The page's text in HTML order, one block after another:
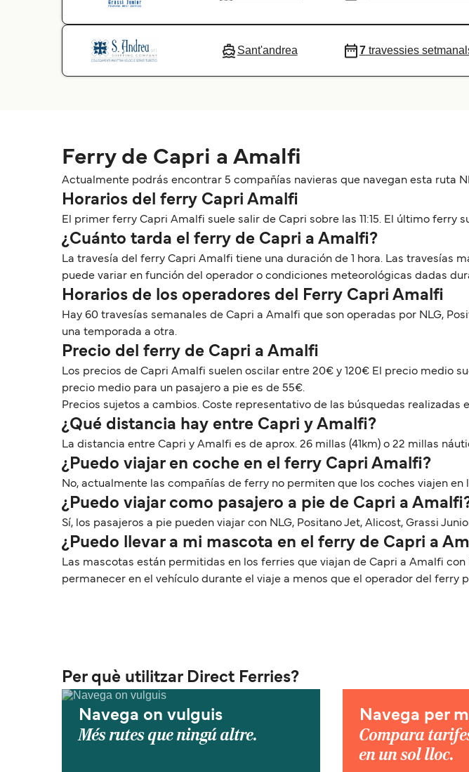
Sant'andrea 7travessies
Ferry de Capri a Amalfi
Actualmente podrás encontrar 5 compañías navieras que navegan esta ruta
Horarios del ferry Capri Amalfi
El primer ferry Capri Amalfi suele salir de Capri sobre las 11:15. El último ferry
¿Cuánto tarda el ferry de Capri a Amalfi?
La travesía del ferry Capri Amalfi tiene una duración de 1 hora. Las travesías
puede variar en función del operador o condiciones meteorológicas dadas
Horarios de los operadores del Ferry Capri Amalfi
Hay 60 travesías semanales de Capri a Amalfi que son operadas por NLG,
una temporada a otra.
Precio del ferry de Capri a Amalfi
Los precios de Capri Amalfi suelen oscilar entre 20€ y 120€ El precio medio
precio medio para un pasajero a pie es de 55€.
Precios sujetos a cambios. Coste representativo de las búsquedas realizadas
¿Qué distancia hay entre Capri y Amalfi?
La distancia entre Capri y Amalfi es de aprox. 26 millas (41km) o 22 millas
¿Puedo viajar en coche en el ferry Capri Amalfi?
No, actualmente las compañías de ferry no permiten que los coches viajen
¿Puedo viajar como pasajero a pie de Capri a
Sí, los pasajeros a pie pueden viajar con NLG, Positano Jet, Alicost, Grassi
¿Puedo llevar a mi mascota en el ferry de Capri a
Las mascotas están permitidas en los ferries que viajan de Capri a Amalfi
permanecer en el vehículo durante el viaje a menos que el operador del ferry
Per què utilitzar Direct Ferries?
Navega on vulguis
Més rutes que ningú altre.
Navega per
Compara
en un sol lloc.